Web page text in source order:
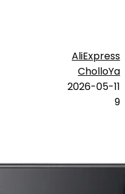
AliExpress
CholloYa
2026-05-11
9